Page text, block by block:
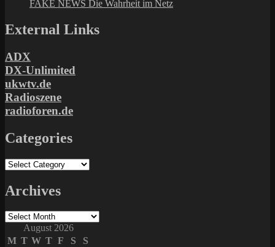
FAKE NEWS Die Wahrheit im Netz
External Links
ADX
DX-Unlimited
ukwtv.de
Radioszene
radioforen.de
Categories
Categories
Archives
Archives
August 2026
M T W T F S
S